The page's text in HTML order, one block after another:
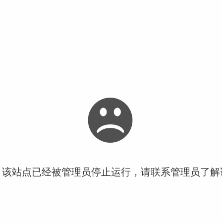
站点已经被管理员停止运行，请联系管理员了